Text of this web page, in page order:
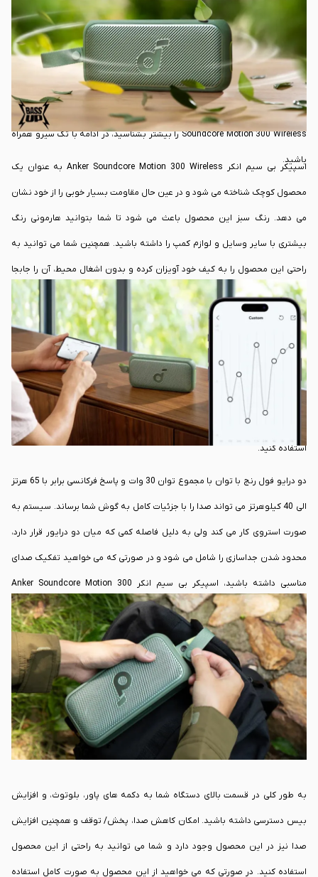
خود جذب کند و حالا گیمرهای زیادی را به خود جذب کند.
امروزه مدل های متنوعی از اسپیکرها در بازار عرضه شده اند. اسپیکر بی سیم انکر
Anker Soundcore Motion 300 Wireless با وجود ابعاد کوچکی که دارد، می تواند
مقاومت بسیار خوبی را از خود نشان دهد و شما می توانید در محیط های باز نیز از
این محصول استفاده داشته باشید. برای این که اسپیکر بی سیم انکر Anker
Soundcore Motion 300 Wireless را بیشتر بشناسید، در ادامه با تک سیرو همراه
باشید.
اسپیکر بی سیم انکر Anker Soundcore Motion 300 Wireless به عنوان یک
محصول کوچک شناخته می شود و در عین حال مقاومت بسیار خوبی را از خود نشان
می دهد. رنگ سبز این محصول باعث می شود تا شما بتوانید هارمونی رنگ
بیشتری با سایر وسایل و لوازم کمپ را داشته باشید. همچنین شما می توانید به
راحتی این محصول را به کیف خود آویزان کرده و بدون اشغال محیط، آن را جابجا
کنید.
یک توری بزرگ فلزی که در قسمت بالایاسپیکر بی سیم انکر Anker Soundcore
Motion 300 Wireless در نظر گرفته شده است و شما می توانید از بدنه سیلیون
ضد لغزش آن استفاده کنید. همچنین روی بدنه آن یک پورت USB-C نیز برای این
محصول در نظر گرفته شده است که برای شارژ دستگاه استفاده می شود. به طور
کلی طراحی به گونه ای بوده است که در حالت های افقی یا عمودی از این محصول
استفاده کنید.
دو درایو فول رنج با توان با مجموع توان 30 وات و پاسخ فرکانسی برابر با 65 هرتز
الی 40 کیلوهرتز می تواند صدا را با جزئیات کامل به گوش شما برساند. سیستم به
صورت استروی کار می کند ولی به دلیل فاصله کمی که میان دو درایور قرار دارد،
محدود شدن جداسازی را شامل می شود و در صورتی که می خواهید تفکیک صدای
مناسبی داشته باشید، اسپیکر بی سیم انکر Anker Soundcore Motion 300
Wireless می تواند یک انتخاب خوب برای شناخته شود.
قابلیت اتصال از طریق ورژن 5.3 بلوتوث می تواند باعث شود که شما بتوانید از آن
استفاده کنید. این محصول با کدک های AAC، SBC و LDAC می تواند کار کند و شما
می توانید از این محصول انتظار عملکردی کامل را داشته باشید. در نظر داشته
باشید که کاربران اندروید و iOS می توانند به راحتی از این محصول استفاده داشته
باشند.
به طور کلی در قسمت بالای دستگاه شما به دکمه های پاور، بلوتوث، و افزایش
بیس دسترسی داشته باشید. امکان کاهش صدا، پخش/ توقف و همچنین افزایش
صدا نیز در این محصول وجود دارد و شما می توانید به راحتی از این محصول
استفاده کنید. در صورتی که می خواهید از این محصول به صورت کامل استفاده